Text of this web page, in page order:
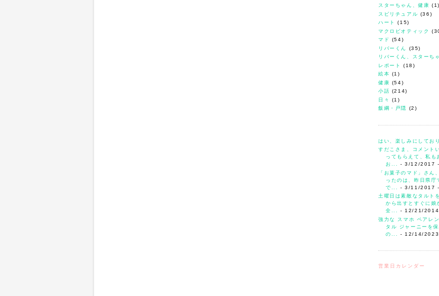
スターちゃん、健康 (1)
スピリチュアル (36)
ハート
(15)
マクロビオティック
マド
(54)
リバーくん
(35)
リバーくん、スターち
レポート
(18)
絵本 (1)
健康 (54)
小話 (214)
日々
(1)
飯綱・戸隠
(2)
はい、楽しみにしてお
すだこさま、コメント
ってもらえて、私も
お...
- 3/12/2017
「お菓子のマド」さん
ったのは、昨日県庁
で...
- 3/11/2017
土曜日は素敵なタルト
から出すとすぐに娘
全...
- 12/21/2014
強力な スマホ ペアレ
タル ジャーニーを
の...
- 12/14/2023
営業日カレンダー